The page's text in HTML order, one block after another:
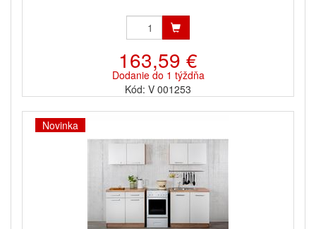
163,59 €
Dodanie do 1 týždňa
Kód: V 001253
Novinka